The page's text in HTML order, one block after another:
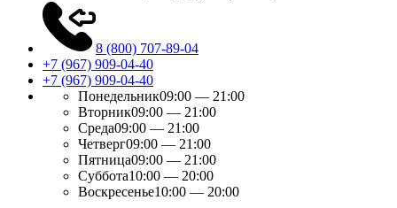
8 (800) 707-89-04
+7 (967) 909-04-40
+7 (967) 909-04-40
Понедельник09:00 — 21:00
Вторник09:00 — 21:00
Среда09:00 — 21:00
Четверг09:00 — 21:00
Пятница09:00 — 21:00
Суббота10:00 — 20:00
Воскресенье10:00 — 20:00